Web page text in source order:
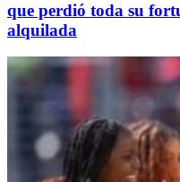
que perdió toda su
alquilada